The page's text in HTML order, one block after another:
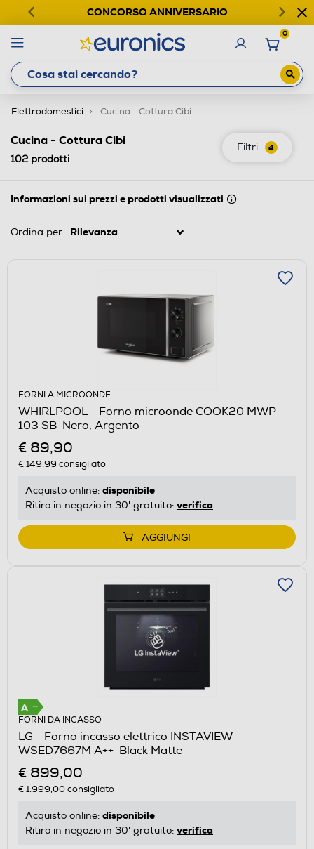
CONCORSO ANNIVERSARIO
0
Elettrodomestici Cucina - Cottura Cibi
Filtri 4
Cucina - Cottura Cibi
102prodotti
Informazioni sui prezzi e prodotti visualizzati
Ordina per:
FORNI A MICROONDE
WHIRLPOOL - Forno microonde COOK20 MWP
103 SB-Nero, Argento
€ 89,90
€ 149,99 consigliato
Acquisto online: disponibile
Ritiro in negozio in 30' gratuito: verifica
AGGIUNGI
FORNI DA INCASSO
LG - Forno incasso elettrico INSTAVIEW
WSED7667M A++-Black Matte
€ 899,00
€ 1.999,00consigliato
Acquisto online: disponibile
Ritiro in negozio in 30' gratuito: verifica